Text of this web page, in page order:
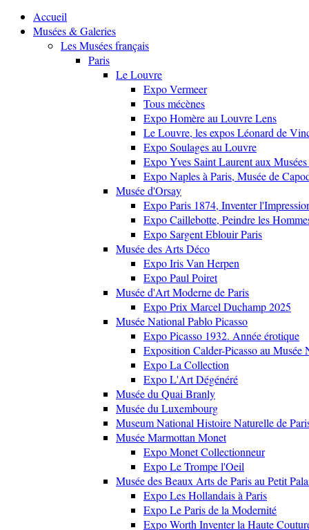
Accueil
Musées & Galeries
Les Musées français
Paris
Le Louvre
Expo Vermeer
Tous mécènes
Expo Homère au Louvre Lens
Le Louvre, les expos Léonard de
Expo Soulages au Louvre
Expo Yves Saint Laurent aux
Expo Naples à Paris, Musée de
Musée d'Orsay
Expo Paris 1874, Inventer
Expo Caillebotte, Peindre les
Expo Sargent Eblouir Paris
Musée des Arts Déco
Expo Iris Van Herpen
Expo Paul Poiret
Musée d'Art Moderne de Paris
Expo Prix Marcel Duchamp 2025
Musée National Pablo Picasso
Expo Picasso 1932. Année érotique
Exposition Calder-Picasso au Musée
Expo La Collection
Expo L'Art Dégénéré
Musée du Quai Branly
Musée du Luxembourg
Museum National Histoire Naturelle de
Musée Marmottan Monet
Expo Monet Collectionneur
Expo Le Trompe l'Oeil
Musée des Beaux Arts de Paris au Petit
Expo Les Hollandais à Paris
Expo Le Paris de la Modernité
Expo Worth Inventer la Haute